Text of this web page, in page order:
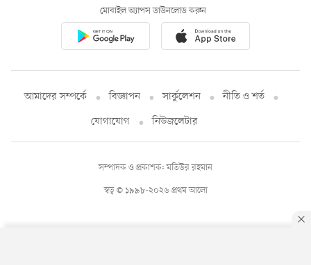
মোবাইল অ্যাপস ডাউনলোড করুন
আমাদের সম্পর্কে বিজ্ঞাপন সার্কুলেশন
নীতি ও শর্ত
যোগাযোগ
নিউজলেটার
স্বত্ব © ১৯৯৮-২০২৬ প্রথম আলো
সম্পাদক ও প্রকাশক: মতিউর রহমান